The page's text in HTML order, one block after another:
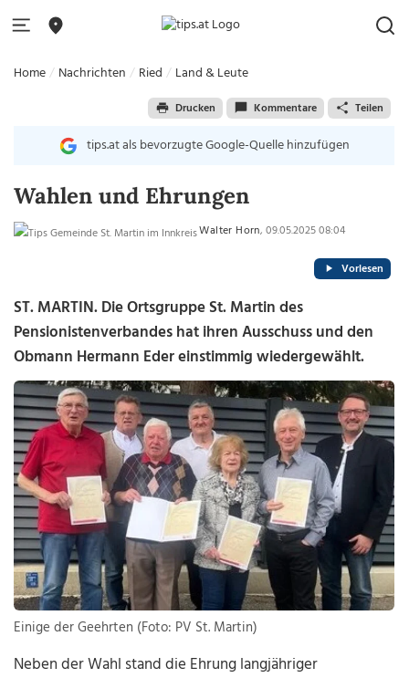
Home Nachrichten Ried Land & Leute
Drucken Kommentare Teilen
tips.at als bevorzugte Google-Quelle hinzufügen
Wahlen und Ehrungen
Walter Horn, 09.05.2025 08:04
Vorlesen
ST. MARTIN.Die Ortsgruppe St. Martin des
Pensionistenverbandes hat ihren Ausschuss und den
Obmann Hermann Eder einstimmig wiedergewählt.
Einige der Geehrten (Foto: PV St. Martin)
Neben der Wahl stand die Ehrung langjähriger